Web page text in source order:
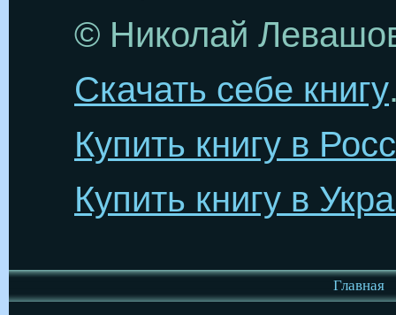
© Николай
Скачать себе книгу
Купить книгу в
Купить книгу в
Главная